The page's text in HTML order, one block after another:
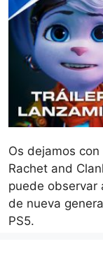
Os dejamos
Rachet and
puede observar
de nueva
PS5.